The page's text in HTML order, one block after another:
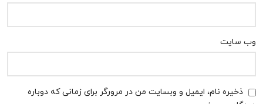
وب‌ سایت
ذخیره نام، ایمیل و وبسایت من در مرورگر برای زمانی که دوباره